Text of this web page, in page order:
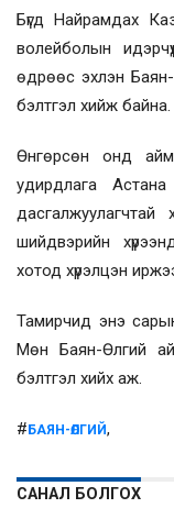
Бүгд Найрамдах
волейболын
өдрөөс эхлэн
бэлтгэл хийж байна.
Өнгөрсөн онд
удирдлага
шийдвэрийн
хотод хүрэлцэн
Тамирчид энэ
Мөн Баян-Өлгий
бэлтгэл хийх аж.
#БАЯН-ӨЛГИЙ,
САНАЛ БОЛГОХ